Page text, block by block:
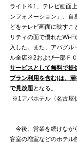
ライト※1、テレビ画面
ンフォメーション」、自
どをテレビ画面に映す
リティの面で優れたWi-
入した。また、アパグ
ル全店※2および一部Ｆ
サービスとして無料で提
プラン利用を含む)は、
で見放題 となる。
※1アパホテル〈名古屋
今後、営業を続けなが
客室の増室などのホテル